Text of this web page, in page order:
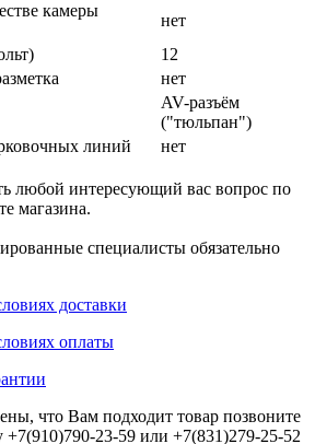
камеры
нет
12
нет
AV-разъём
("тюльпан")
линий
нет
любой интересующий вас вопрос по
магазина.
специалисты обязательно
доставки
оплаты
что Вам подходит товар позвоните
+7(910)790-23-59 или +7(831)279-25-52